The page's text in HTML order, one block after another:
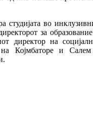
студијата во
за
директор на
Којмбаторе и